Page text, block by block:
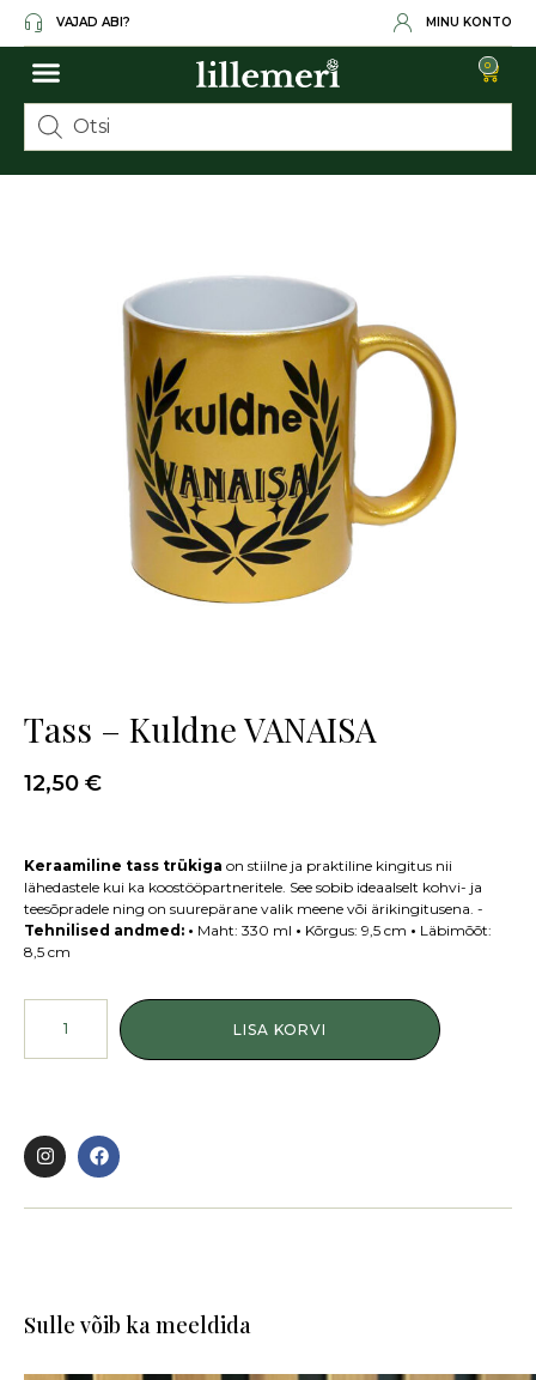
VAJAD ABI? MINU KONTO
0
Tass – Kuldne VANAISA
12,50 €
Keraamiline tass trükiga on stiilne ja praktiline kingitus nii
lähedastele kui ka koostööpartneritele. See sobib ideaalselt kohvi- ja
teesõpradele ning on suurepärane valik meene või ärikingitusena. ­
Tehnilised andmed: • Maht: 330 ml • Kõrgus: 9,5 cm • Läbimõõt:
8,5 cm
LISA KORVI
Sulle võib ka meeldida